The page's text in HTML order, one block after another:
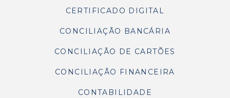
CERTIFICADO DIGITAL
CONCILIAÇÃO BANCÁRIA
CONCILIAÇÃO DE CARTÕES
CONCILIAÇÃO FINANCEIRA
CONTABILIDADE